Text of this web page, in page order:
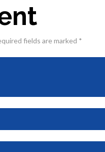
fields are marked *